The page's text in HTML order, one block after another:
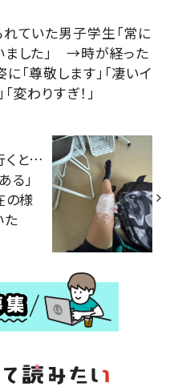
ていた男子学生「常に
ました」 →時が経った
「尊敬します」「凄いイ
「変わりすぎ！」
くと…
る」
の様
た